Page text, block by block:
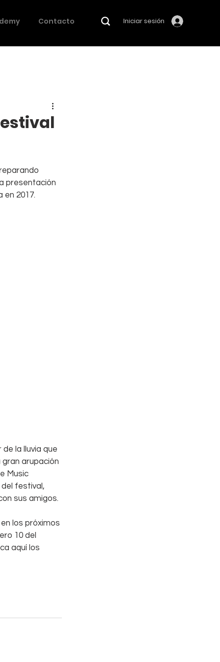
Iniciar sesión
Contacto
presentación
en 2017.
la lluvia que
arupación
Music
festival,
sus amigos.
los próximos
10 del
aquí los